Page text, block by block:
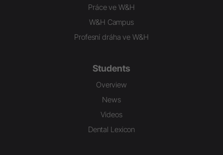
Práce ve W&H
W&H Campus
Profesní dráha ve W&H
Students
Overview
News
Videos
Dental Lexicon